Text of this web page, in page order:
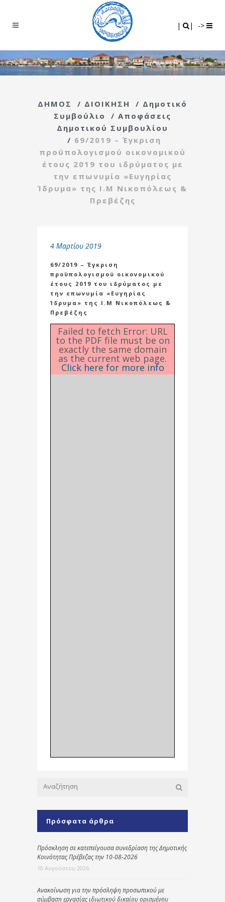
| | ->
ΔΗΜΟΣ / ΔΙΟΙΚΗΣΗ / Δημοτικό
Συμβούλιο
/ Αποφάσεις
Δημοτικού Συμβουλίου
/ 69/2019 – Έγκριση
προϋπολογισμού οικονομικού
έτους 2019 του ιδρύματος με
την επωνυμία «Ευγηρίας
Ίδρυμα» της Ι.Μ Νικοπόλεως &
Πρεβέζης
4 Μαρτίου 2019
69/2019 – Έγκριση
προϋπολογισμού οικονομικού
έτους 2019 του ιδρύματος με
την επωνυμία «Ευγηρίας
Ίδρυμα» της Ι.Μ Νικοπόλεως &
Πρεβέζης
Failed to fetch Error: URL
to the PDF file must be on
exactly the same domain
as the current web page.
Click here for more info
Πρόσφατα άρθρα
Πρόσκληση σε κατεπείγουσα συνεδρίαση της Δημοτικής
Κοινότητας Πρέβεζας την 10-08-2026
10 Αυγούστου 2026
Ανακοίνωση για την πρόσληψη προσωπικού με
σύμβαση εργασίας ιδιωτικού δικαίου ορισμένου